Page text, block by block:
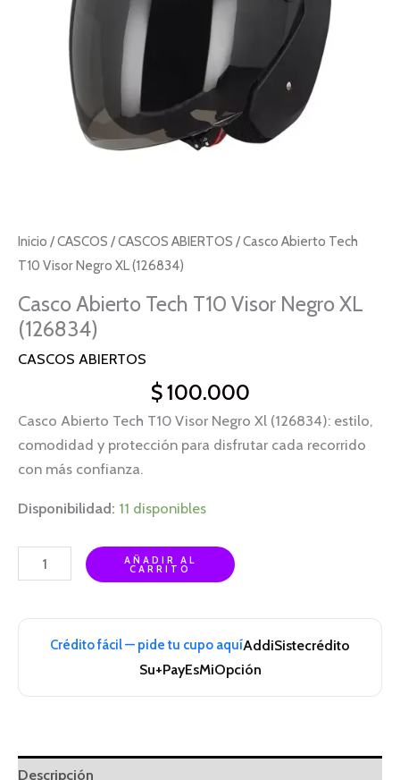
Inicio /CASCOS /CASCOS ABIERTOS / Casco Abierto Tech
T10 Visor Negro XL (126834)
Casco Abierto Tech T10 Visor Negro XL
(126834)
CASCOS ABIERTOS
$100.000
Casco Abierto Tech T10 Visor Negro Xl (126834): estilo,
comodidad y protección para disfrutar cada recorrido
con más confianza.
Disponibilidad: 11 disponibles
(126834)
cantidad
AÑADIR AL
CARRITO
Crédito fácil — pide tu cupo aquíAddiSistecrédito
Su+PayEsMiOpción
Descripción